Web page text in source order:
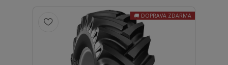
DOPRAVA ZDARMA